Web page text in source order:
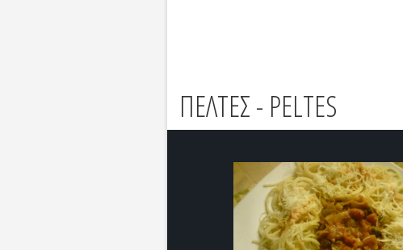
ΠΕΛΤΕΣ - PELTES